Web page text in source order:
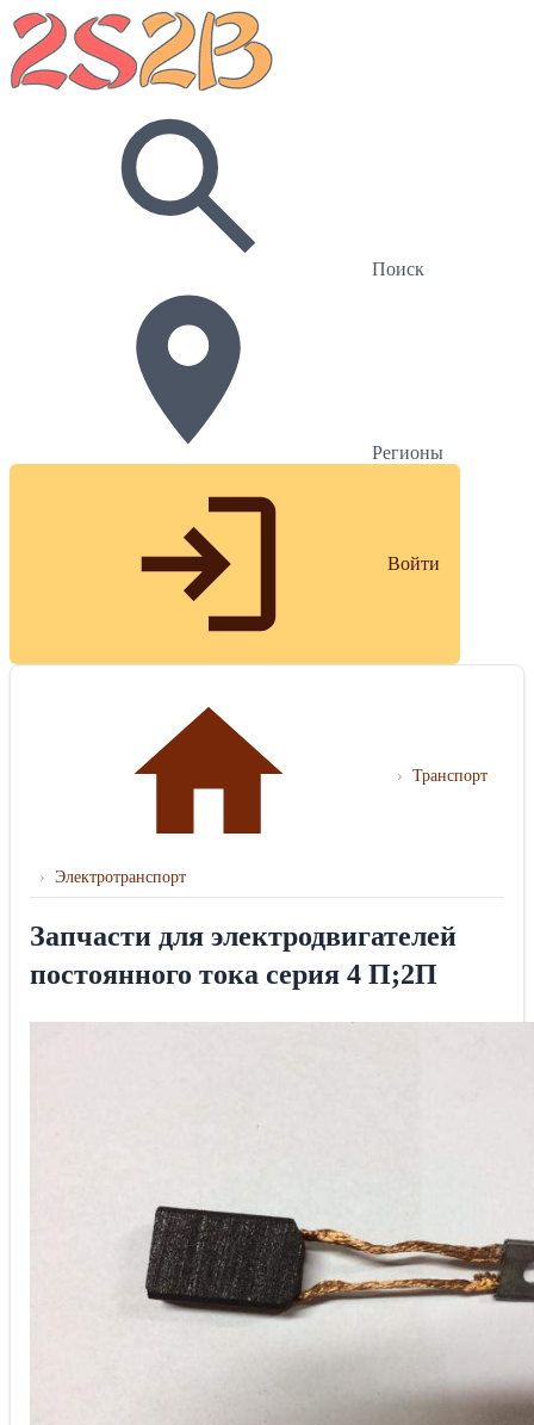
Поиск
Регионы
Войти
› Транспорт
› Электротранспорт
Запчасти для электродвигателей
постоянного тока серия 4 П;2П